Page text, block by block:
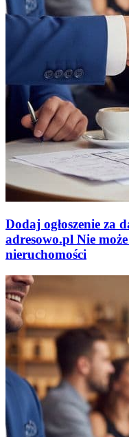
Dodaj ogłoszenie za
adresowo.pl Nie
nieruchomości